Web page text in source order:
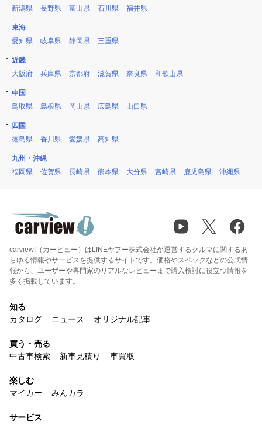
新潟県
長野県 富山県 石川県 福井県
東海
愛知県
岐阜県 静岡県 三重県
近畿
大阪府
兵庫県 京都府 滋賀県 奈良県 和歌山県
中国
鳥取県
島根県 岡山県 広島県 山口県
四国
徳島県
香川県 愛媛県 高知県
九州・沖縄
福岡県
佐賀県 長崎県 熊本県 大分県 宮崎県 鹿児島県 沖縄県
carview!（カービュー）はLINEヤフー株式会社が運営するクルマに関するあ
らゆる情報やサービスを提供するサイトです。価格やスペックなどの公式情
報から、ユーザーや専門家のリアルなレビューまで購入検討に役立つ情報を
多く掲載しています。
知る
カタログ
ニュース オリジナル記事
買う・売る
中古車検索
新車見積り 車買取
楽しむ
マイカー
みんカラ
サービス